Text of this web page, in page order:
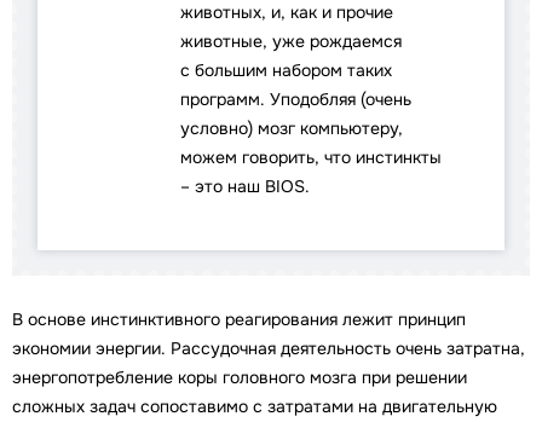
животных, и, как и прочие
животные, уже рождаемся
с большим набором таких
программ. Уподобляя (очень
условно) мозг компьютеру,
можем говорить, что инстинкты
– это наш BIOS.
В основе инстинктивного реагирования лежит принцип
экономии энергии. Рассудочная деятельность очень затратна,
энергопотребление коры головного мозга при решении
сложных задач сопоставимо с затратами на двигательную